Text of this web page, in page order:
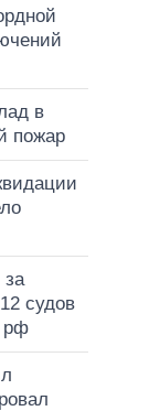
в
пожар
за
судов
рф